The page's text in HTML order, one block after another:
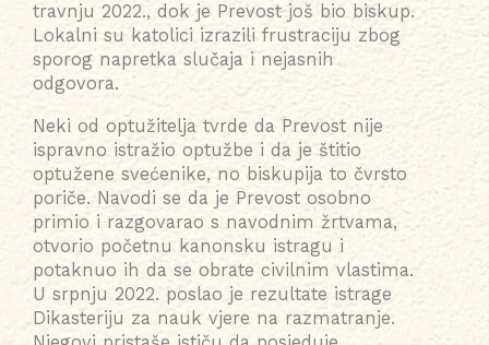
travnju 2022., dok je Prevost još bio biskup.
Lokalni su katolici izrazili frustraciju zbog
sporog napretka slučaja i nejasnih
odgovora.
Neki od optužitelja tvrde da Prevost nije
ispravno istražio optužbe i da je štitio
optužene svećenike, no biskupija to čvrsto
poriče. Navodi se da je Prevost osobno
primio i razgovarao s navodnim žrtvama,
otvorio početnu kanonsku istragu i
potaknuo ih da se obrate civilnim vlastima.
U srpnju 2022. poslao je rezultate istrage
Dikasteriju za nauk vjere na razmatranje.